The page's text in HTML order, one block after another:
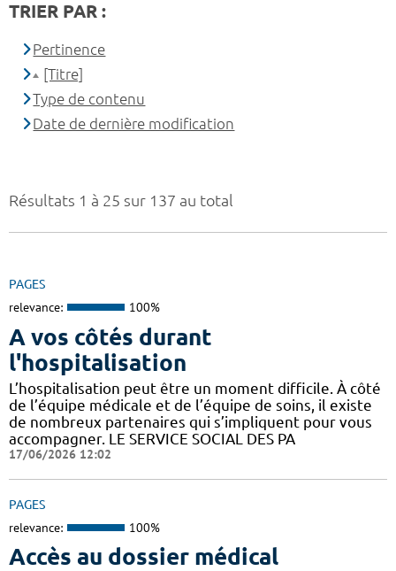
Résultats 1 à 25 sur 137 au total
PAGES
relevance: 100%
A vos côtés durant
l'hospitalisation
L’hospitalisation peut être un moment difficile. À côté
de l’équipe médicale et de l’équipe de soins, il existe
de nombreux partenaires qui s’impliquent pour vous
accompagner. LE SERVICE SOCIAL DES PA
17/06/2026 12:02
PAGES
relevance: 100%
Accès au dossier médical
TRIER PAR :
Pertinence
[Titre]
Type de contenu
Date de dernière modification